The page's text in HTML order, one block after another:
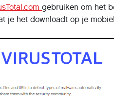
gebruiken om het
je het downloadt op je